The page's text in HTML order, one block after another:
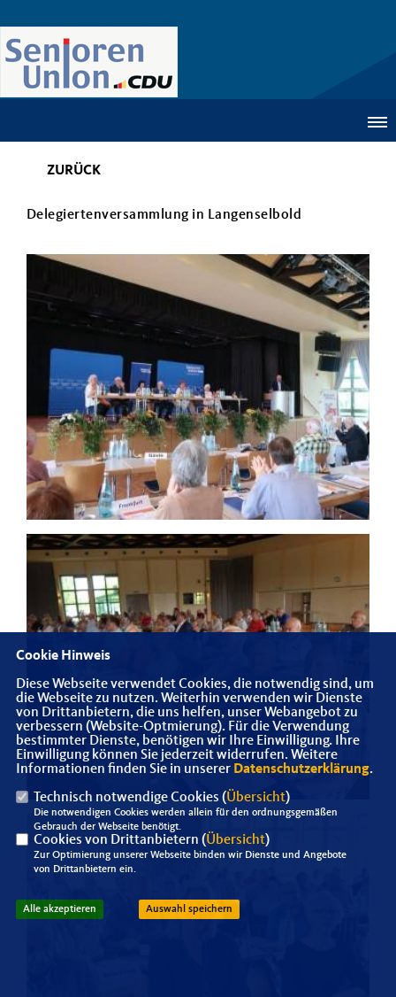
ZURÜCK
Delegiertenversammlung in Langenselbold
Cookie Hinweis
Diese Webseite verwendet Cookies, die notwendig sind, um
die Webseite zu nutzen. Weiterhin verwenden wir Dienste
von Drittanbietern, die uns helfen, unser Webangebot zu
verbessern (Website-Optmierung). Für die Verwendung
bestimmter Dienste, benötigen wir Ihre Einwilligung. Ihre
Einwilligung können Sie jederzeit widerrufen. Weitere
Informationen finden Sie in unserer Datenschutzerklärung.
Technisch notwendige Cookies (Übersicht)
Die notwendigen Cookies werden allein für den ordnungsgemäßen
Gebrauch der Webseite benötigt.
Cookies von Drittanbietern (Übersicht)
Zur Optimierung unserer Webseite binden wir Dienste und Angebote
von Drittanbietern ein.
Alle akzeptieren Auswahl speichern